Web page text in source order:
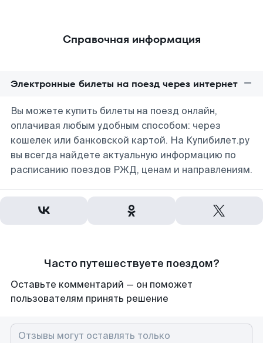
Справочная информация
Электронные билеты на поезд через интернет
Вы можете купить билеты на поезд онлайн,
оплачивая любым удобным способом: через
кошелек или банковской картой. На Купибилет.ру
вы всегда найдете актуальную информацию по
расписанию поездов РЖД, ценам и направлениям.
Часто путешествуете поездом?
Оставьте комментарий — он поможет
пользователям принять решение